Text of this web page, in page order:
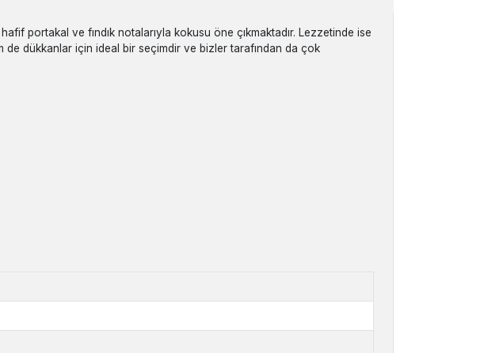
portakal ve fındık notalarıyla kokusu öne çıkmaktadır. Lezzetinde ise
de dükkanlar için ideal bir seçimdir ve bizler tarafından da çok